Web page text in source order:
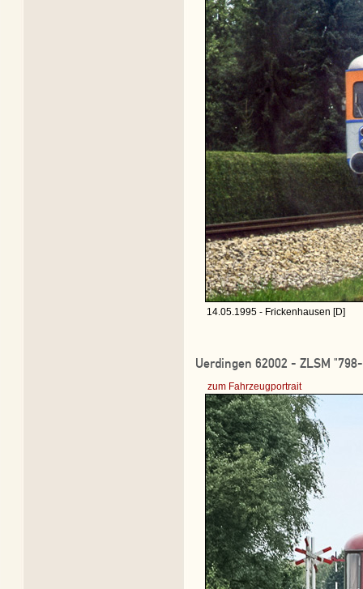
14.05.1995 - Frickenhausen [D]
Uerdingen 62002 - ZLSM
zum Fahrzeugportrait